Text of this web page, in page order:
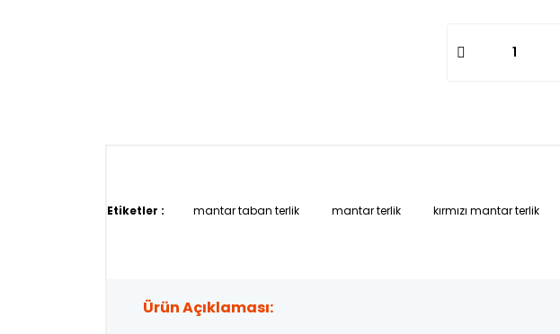
Ürün Açıklaması:
Etiketler : mantar taban terlik mantar terlik kırmızı mantar terlik